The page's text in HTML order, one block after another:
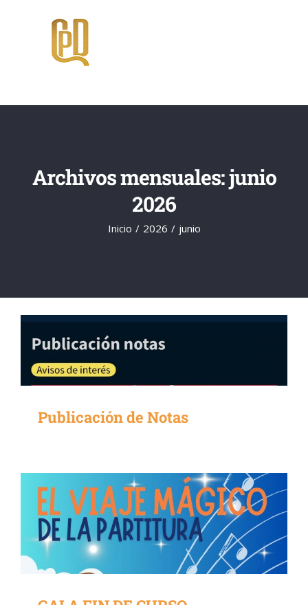
Archivos mensuales:junio
2026
Inicio 2026 junio
Publicación de Notas